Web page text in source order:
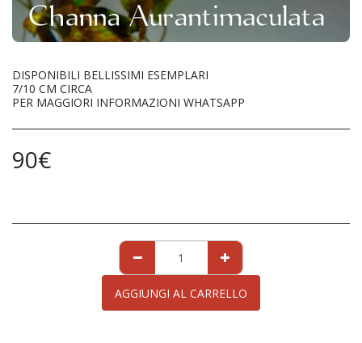
DISPONIBILI BELLISSIMI ESEMPLARI
7/10 CM CIRCA
PER MAGGIORI INFORMAZIONI WHATSAPP
90€
AGGIUNGI AL CARRELLO